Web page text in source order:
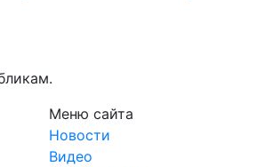
Меню сайта
Новости
Видео